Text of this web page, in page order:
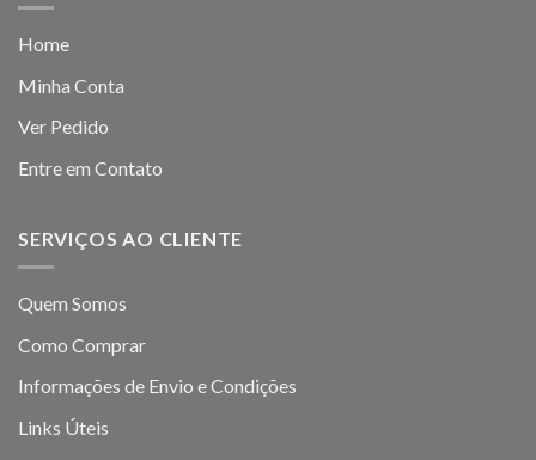
Home
Minha Conta
Ver Pedido
Entre em Contato
SERVIÇOS AO CLIENTE
Quem Somos
Como Comprar
Informações de Envio e Condições
Links Úteis